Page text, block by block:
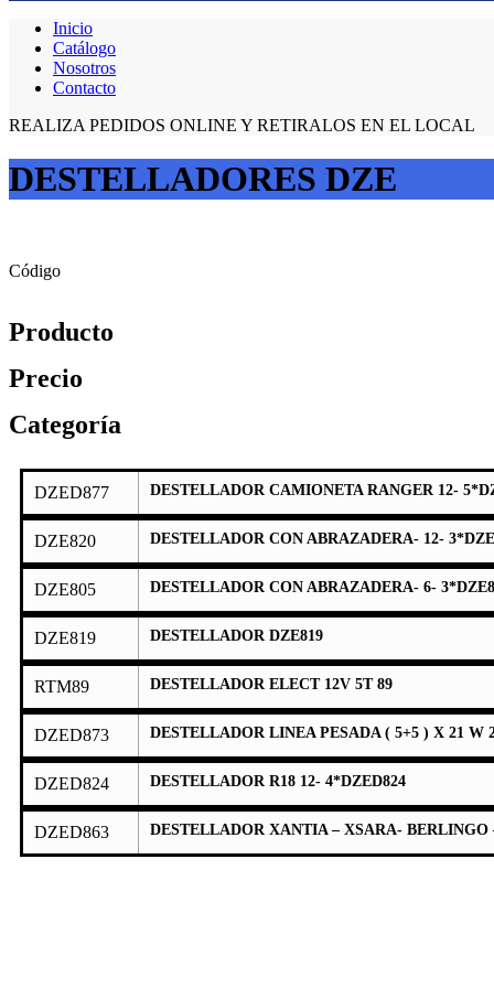
Inicio
Catálogo
Nosotros
Contacto
REALIZA PEDIDOS ONLINE Y RETIRALOS EN EL LOCAL
DESTELLADORES DZE
Código
Producto
Precio
Categoría
DZED877 DESTELLADOR CAMIONETA RANGER 12-
DZE820 DESTELLADOR CON ABRAZADERA- 12-
DZE805 DESTELLADOR CON ABRAZADERA- 6-
DZE819 DESTELLADOR DZE819
RTM89 DESTELLADOR ELECT 12V 5T 89
DZED873 DESTELLADOR LINEA PESADA ( 5+5 ) X 21 W
DZED824 DESTELLADOR R18 12- 4*DZED824
DZED863 DESTELLADOR XANTIA – XSARA- BERLINGO